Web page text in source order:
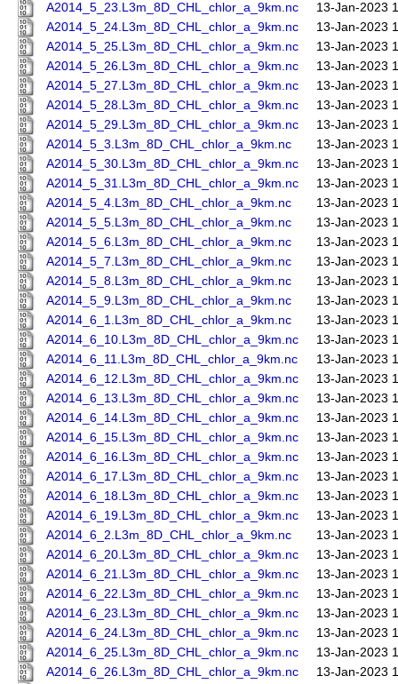
A2014_5_23.L3m_8D_CHL_chlor_a_9km.nc
13-Jan-2023
A2014_5_24.L3m_8D_CHL_chlor_a_9km.nc
13-Jan-2023
A2014_5_25.L3m_8D_CHL_chlor_a_9km.nc
13-Jan-2023
A2014_5_26.L3m_8D_CHL_chlor_a_9km.nc
13-Jan-2023
A2014_5_27.L3m_8D_CHL_chlor_a_9km.nc
13-Jan-2023
A2014_5_28.L3m_8D_CHL_chlor_a_9km.nc
13-Jan-2023
A2014_5_29.L3m_8D_CHL_chlor_a_9km.nc
13-Jan-2023
A2014_5_3.L3m_8D_CHL_chlor_a_9km.nc
13-Jan-2023
A2014_5_30.L3m_8D_CHL_chlor_a_9km.nc
13-Jan-2023
A2014_5_31.L3m_8D_CHL_chlor_a_9km.nc
13-Jan-2023
A2014_5_4.L3m_8D_CHL_chlor_a_9km.nc
13-Jan-2023
A2014_5_5.L3m_8D_CHL_chlor_a_9km.nc
13-Jan-2023
A2014_5_6.L3m_8D_CHL_chlor_a_9km.nc
13-Jan-2023
A2014_5_7.L3m_8D_CHL_chlor_a_9km.nc
13-Jan-2023
A2014_5_8.L3m_8D_CHL_chlor_a_9km.nc
13-Jan-2023
A2014_5_9.L3m_8D_CHL_chlor_a_9km.nc
13-Jan-2023
A2014_6_1.L3m_8D_CHL_chlor_a_9km.nc
13-Jan-2023
A2014_6_10.L3m_8D_CHL_chlor_a_9km.nc
13-Jan-2023
A2014_6_11.L3m_8D_CHL_chlor_a_9km.nc
13-Jan-2023
A2014_6_12.L3m_8D_CHL_chlor_a_9km.nc
13-Jan-2023
A2014_6_13.L3m_8D_CHL_chlor_a_9km.nc
13-Jan-2023
A2014_6_14.L3m_8D_CHL_chlor_a_9km.nc
13-Jan-2023
A2014_6_15.L3m_8D_CHL_chlor_a_9km.nc
13-Jan-2023
A2014_6_16.L3m_8D_CHL_chlor_a_9km.nc
13-Jan-2023
A2014_6_17.L3m_8D_CHL_chlor_a_9km.nc
13-Jan-2023
A2014_6_18.L3m_8D_CHL_chlor_a_9km.nc
13-Jan-2023
A2014_6_19.L3m_8D_CHL_chlor_a_9km.nc
13-Jan-2023
A2014_6_2.L3m_8D_CHL_chlor_a_9km.nc
13-Jan-2023
A2014_6_20.L3m_8D_CHL_chlor_a_9km.nc
13-Jan-2023
A2014_6_21.L3m_8D_CHL_chlor_a_9km.nc
13-Jan-2023
A2014_6_22.L3m_8D_CHL_chlor_a_9km.nc
13-Jan-2023
A2014_6_23.L3m_8D_CHL_chlor_a_9km.nc
13-Jan-2023
A2014_6_24.L3m_8D_CHL_chlor_a_9km.nc
13-Jan-2023
A2014_6_25.L3m_8D_CHL_chlor_a_9km.nc
13-Jan-2023
A2014_6_26.L3m_8D_CHL_chlor_a_9km.nc
13-Jan-2023